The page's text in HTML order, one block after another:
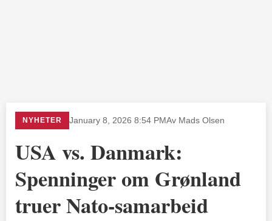
NYHETER January 8, 2026 8:54 PMAv Mads Olsen
USA vs. Danmark:
Spenninger om Grønland
truer Nato-samarbeid